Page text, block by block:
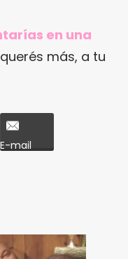
en una
más, a tu
E-mail